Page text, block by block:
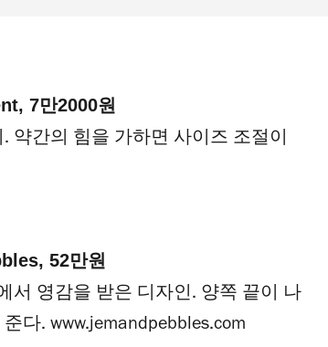
7만2000원
간의 힘을 가하면 사이즈 조절이
52만원
서 영감을 받은 디자인. 양쪽 끝이 나
다. www.jemandpebbles.com